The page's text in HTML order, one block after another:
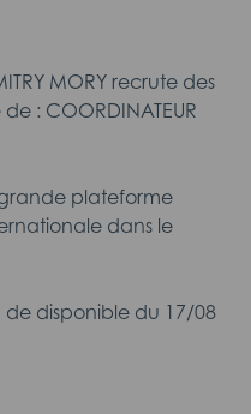
MORY recrute des
: COORDINATEUR
plateforme
dans le
disponible du 17/08